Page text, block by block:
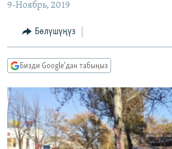
МАДАНИЯТ
ТВ ПРОГРАММАЛАР
БҮГҮН АЗАТТЫКТА
ДАНИСТЕ
ЭЖЕ-СИҢДИЛЕР
АЗАТТЫК+
ПОДКАСТ
Русский
ОНЛАЙН ШЕРИНЕ
9-Ноябрь, 2019
Бөлүшүңүз
Бизди Google'дан табыңыз